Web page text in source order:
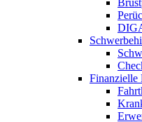
Finanzielle